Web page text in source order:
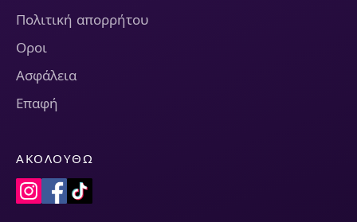
Πολιτική απορρήτου
Οροι
Ασφάλεια
Επαφή
ΑΚΟΛΟΥΘΏ